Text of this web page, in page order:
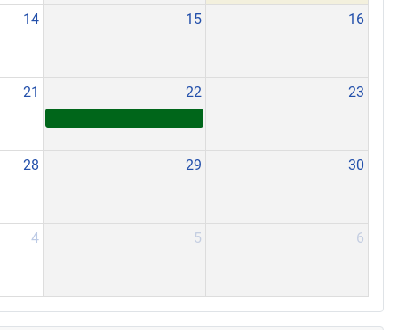
14 15 16
21 22 23
28 29 30
4 5 6